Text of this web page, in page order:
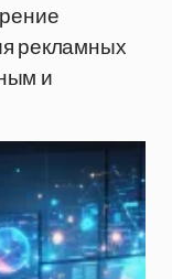
рекламных
и